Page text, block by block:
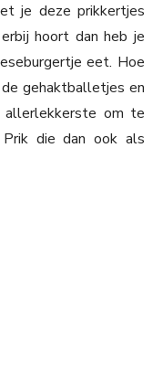
je deze prikkertjes
hoort dan heb je
eet. Hoe
gehaktballetjes en
allerlekkerste om te
die dan ook als